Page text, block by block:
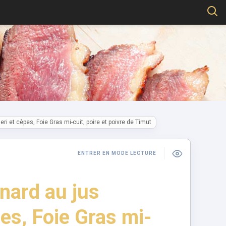
et cèpes, Foie Gras mi-cuit, poire et poivre de Timut
ENTRER EN MODE LECTURE
au jus
Foie Gras mi-